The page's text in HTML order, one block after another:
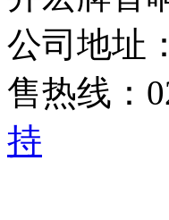
公司地址
售热线：
持